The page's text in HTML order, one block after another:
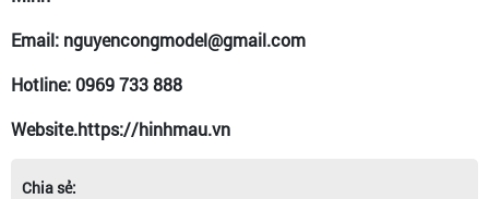
Email: nguyencongmodel@gmail.com
Hotline: 0969 733 888
Website.https://hinhmau.vn
Chia sẻ: